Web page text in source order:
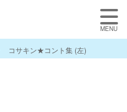
コサキン★コント集 (左)